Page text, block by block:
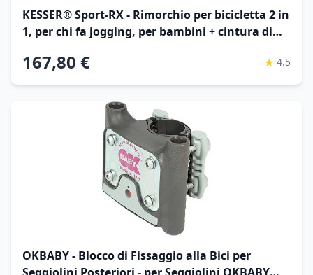
KESSER® Sport-RX - Rimorchio per bicicletta 2 in
1, per chi fa jogging, per bambini + cintura di
a 360°, da 1 a 2 bambini, massimo 40 kg
167,80 € ★ 4.5
OKBABY - Blocco di Fissaggio alla Bici per